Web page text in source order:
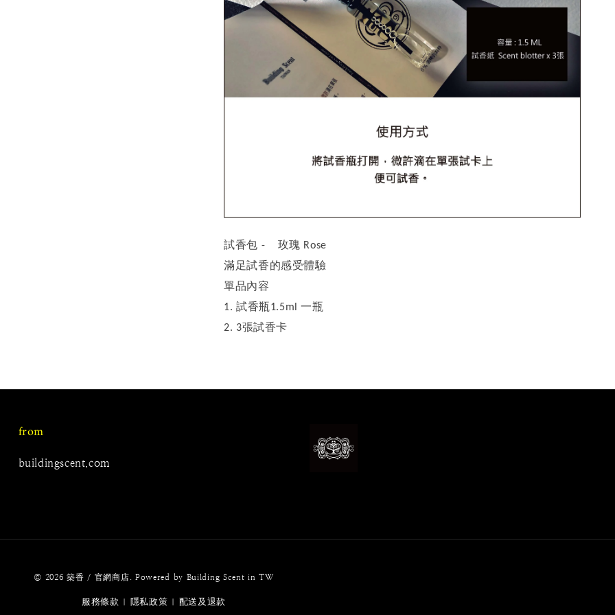
試香包 - 玫瑰 Rose
滿足試香的感受體驗
單品內容
1. 試香瓶1.5ml一瓶
2. 3張試香卡
from
buildingscent.com
© 2026 築香 / 官網商店. Powered by Building Scent in TW
服務條款 | 隱私政策 | 配送及退款